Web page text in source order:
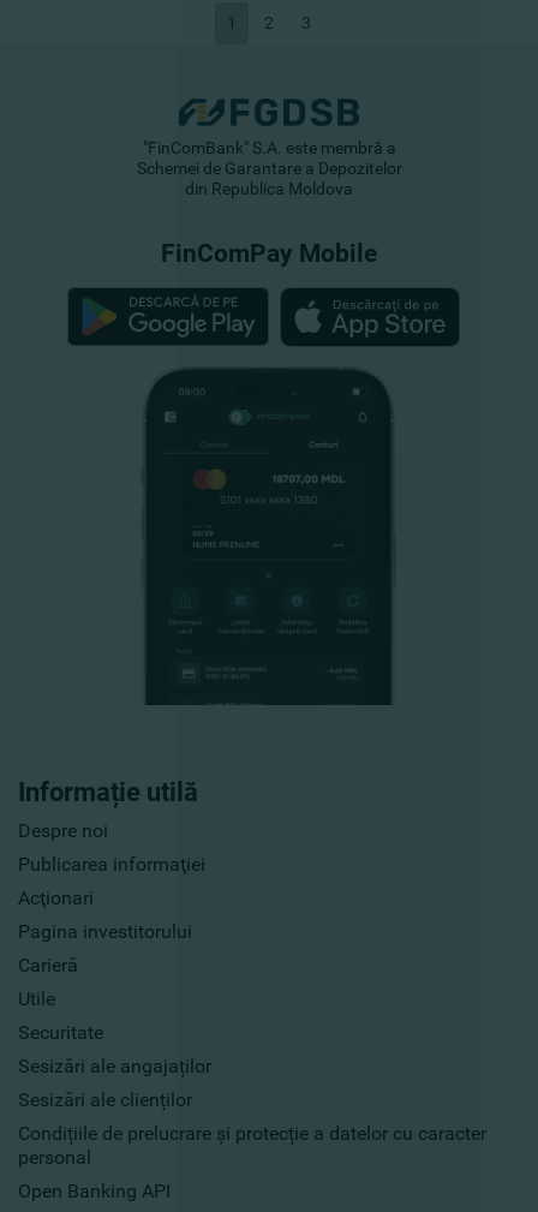
1 2 3
Informație utilă
Despre noi
Publicarea informaţiei
Acţionari
Pagina investitorului
Carieră
Utile
Securitate
Sesizări ale angajaților
Sesizări ale clienților
Condițiile de prelucrare și protecție a datelor cu caracter
personal
Open Banking API
"FinComBank" S.A. este membră a
Schemei de Garantare a Depozitelor
din Republica Moldova
FinComPay Mobile